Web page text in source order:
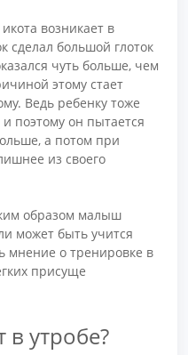
возникает в
сделал большой глоток
чуть больше, чем
этому стает
Ведь ребенку тоже
поэтому он пытается
а потом при
из своего
образом малыш
может быть учится
мнение о тренировке в
присуще
в утробе?